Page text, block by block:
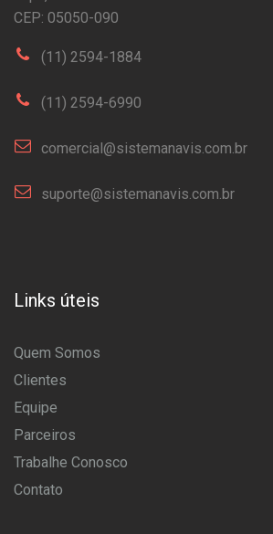
CEP: 05050-090
(11) 2594-1884
(11) 2594-6990
comercial@sistemanavis.com.br
suporte@sistemanavis.com.br
Links úteis
Quem Somos
Clientes
Equipe
Parceiros
Trabalhe Conosco
Contato